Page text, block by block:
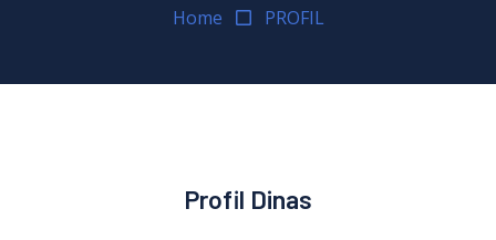
Home PROFIL
Profil Dinas